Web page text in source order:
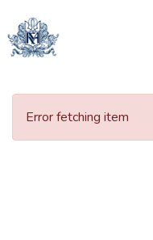
Communities
Error fetching item